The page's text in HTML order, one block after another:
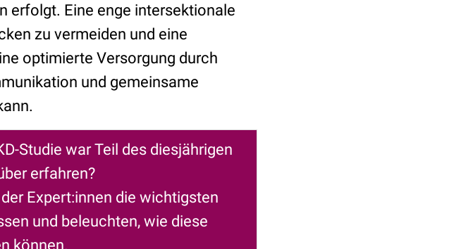
erfolgt. Eine enge intersektionale
zu vermeiden und eine
optimierte Versorgung durch
und gemeinsame
Studie war Teil des diesjährigen
erfahren?
Expert:innen die wichtigsten
und beleuchten, wie diese
können.